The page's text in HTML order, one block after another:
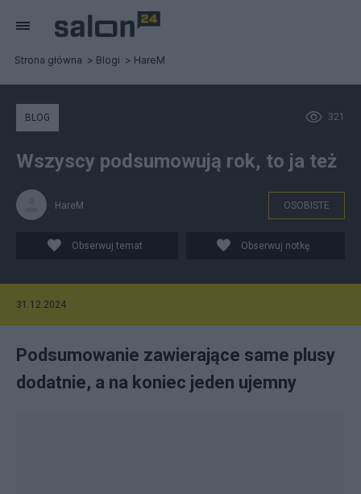
Strona główna Blogi HareM
321
BLOG
Wszyscy podsumowują rok, to ja też
HareM OSOBISTE
Obserwuj temat Obserwuj notkę
31.12.2024
Podsumowanie zawierające same plusy
dodatnie, a na koniec jeden ujemny